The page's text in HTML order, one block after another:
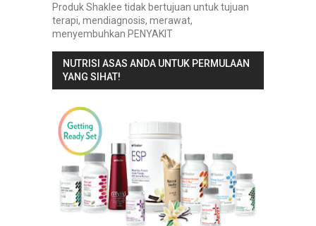
Produk Shaklee tidak bertujuan untuk tujuan
terapi, mendiagnosis, merawat,
menyembuhkan PENYAKIT
NUTRISI ASAS ANDA UNTUK PERMULAAN
YANG SIHAT!